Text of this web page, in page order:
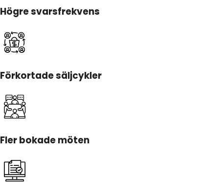
Högre svarsfrekvens
Förkortade säljcykler
Fler bokade möten